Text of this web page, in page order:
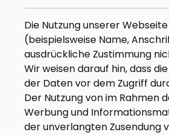
Die Nutzung unserer
(beispielsweise Name,
ausdrückliche Zustimmung
Wir weisen darauf hin, dass
der Daten vor dem Zugriff
Der Nutzung von im
Werbung und
der unverlangten Zusendung